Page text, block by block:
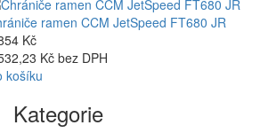
ramen CCM JetSpeed FT680 JR
Kč
Kč bez DPH
košíku
Kategorie